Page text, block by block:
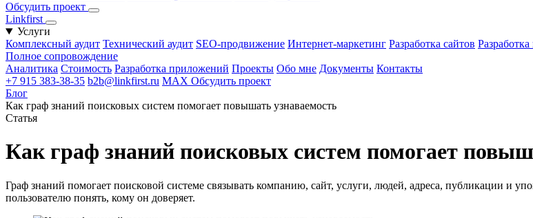
Обсудить проект
Linkfirst
Услуги
Комплексный аудит Технический аудит SEO-продвижение Интернет-маркетинг Разработка сайтов
Полное сопровождение
Аналитика Стоимость Разработка приложений Проекты Обо мне Документы Контакты
+7 915 383-38-35 b2b@linkfirst.ru MAX Обсудить проект
Блог
Как граф знаний поисковых систем помогает повышать узнаваемость
Статья
Как граф знаний поисковых систем помогает
Граф знаний помогает поисковой системе связывать компанию, сайт, услуги, людей, адреса, публикации и
пользователю понять, кому он доверяет.